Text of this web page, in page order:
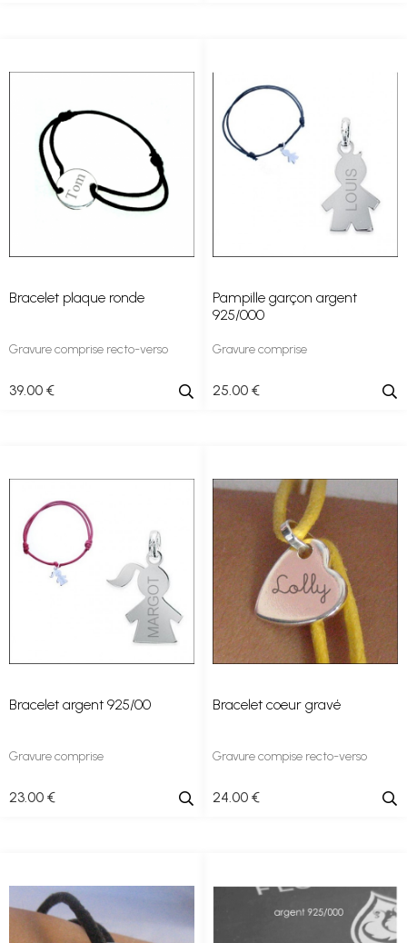
Bracelet plaque ronde
Gravure comprise recto-verso
39.00 €
Pampille garçon argent
925/000
Gravure comprise
25.00 €
Bracelet argent 925/00
Gravure comprise
23.00 €
Bracelet coeur gravé
Gravure compise recto-verso
24.00 €